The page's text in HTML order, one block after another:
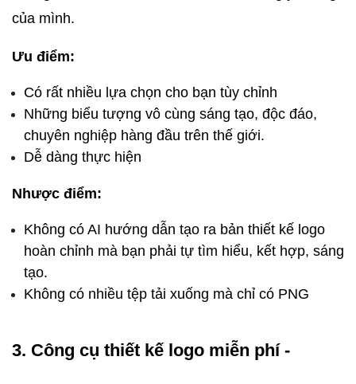
của mình.
Ưu điểm:
Có rất nhiều lựa chọn cho bạn tùy chỉnh
Những biểu tượng vô cùng sáng tạo, độc đáo,
chuyên nghiệp hàng đầu trên thế giới.
Dễ dàng thực hiện
Nhược điểm:
Không có AI hướng dẫn tạo ra bản thiết kế logo
hoàn chỉnh mà bạn phải tự tìm hiểu, kết hợp, sáng
tạo.
Không có nhiều tệp tải xuống mà chỉ có PNG
3. Công cụ thiết kế logo miễn phí -